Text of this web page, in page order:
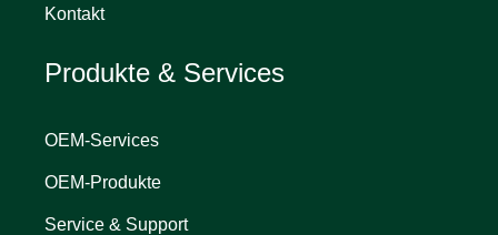
Kontakt
Produkte & Services
OEM-Services
OEM-Produkte
Service & Support